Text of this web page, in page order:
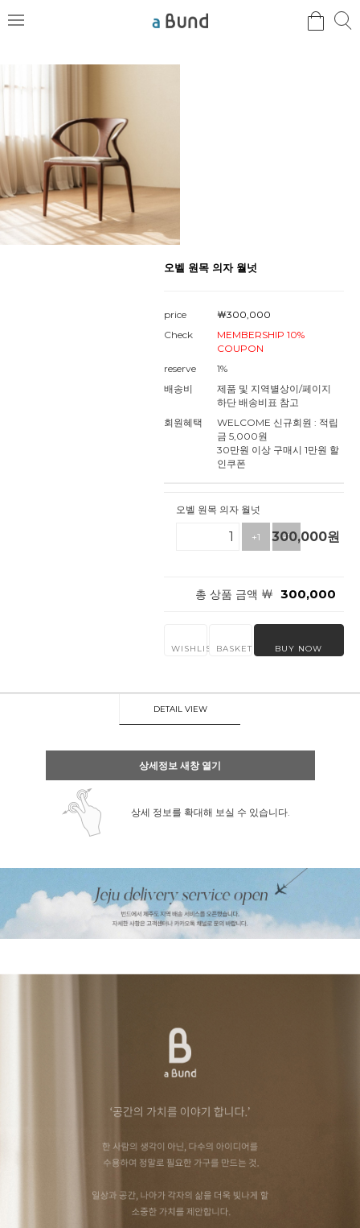
메
검
오벨 원목 의자 월넛
price ￦300,000
Check
MEMBERSHIP 10%
COUPON
reserve
1%
배송비
제품 및 지역별상이/페이지
하단 배송비표 참고
회원혜택
WELCOME 신규회원 : 적립
금 5,000원
30만원 이상 구매시 1만원 할
인쿠폰
오벨 원목 의자 월넛
+1 -1
300,000원
총 상품 금액 ￦ 300,000
WISHLIST BASKET BUY NOW
DETAIL VIEW
상세정보 새창 열기
상세 정보를 확대해 보실 수 있습니다.